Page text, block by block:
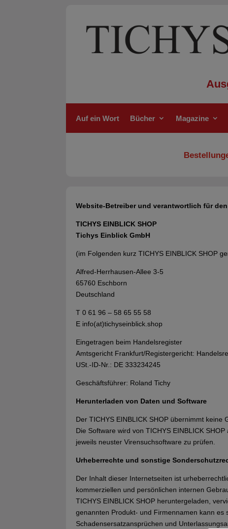
Auf ein Wort Bücher Magazine
Website-Betreiber und verantwortlich für
TICHYS EINBLICK SHOP
Tichys Einblick GmbH
(im Folgenden kurz TICHYS EINBLICK SHOP
Alfred-Herrhausen-Allee 3-5
65760 Eschborn
Deutschland
T 0 61 96 – 58 65 55 58
E info(at)tichyseinblick.shop
Eingetragen beim Handelsregister
Amtsgericht Frankfurt/Registergericht:
USt.-ID-Nr.: DE 333234245
Geschäftsführer: Roland Tichy
Herunterladen von Daten und Software
Der TICHYS EINBLICK SHOP übernimmt
Die Software wird von TICHYS EINBLICK
jeweils neuster Virensuchsoftware zu prüfen.
Urheberrechte und sonstige
Der Inhalt dieser Internetseiten ist
kommerziellen und persönlichen internen
TICHYS EINBLICK SHOP heruntergeladen,
genannten Produkt- und Firmennamen kann
Schadensersatzansprüchen und